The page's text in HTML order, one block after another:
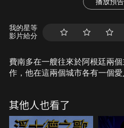
我的星等
影片給分
費南多在一艘往來於阿根廷兩
作，他在這兩個城市各有一個
其他人也看了